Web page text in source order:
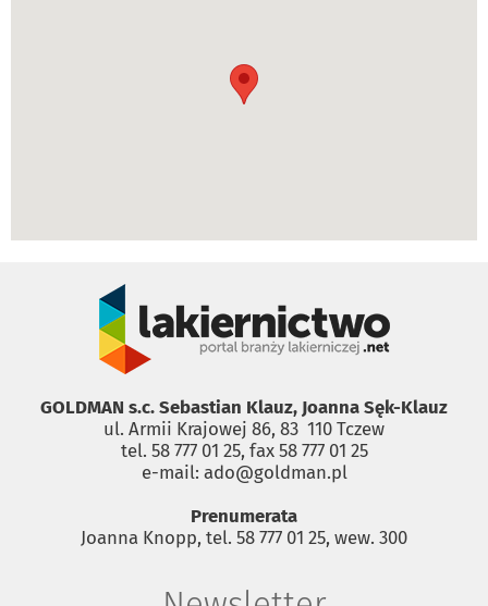
GOLDMAN s.c. Sebastian Klauz, Joanna Sęk-Klauz
ul. Armii Krajowej 86, 83 ­ 110 Tczew
tel. 58 777 01 25, fax 58 777 01 25
e-mail: ado@goldman.pl
Prenumerata
Joanna Knopp, tel. 58 777 01 25, wew. 300